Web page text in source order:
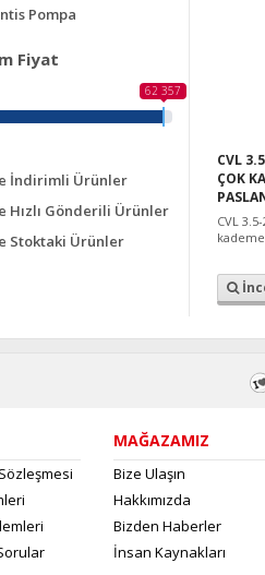
Pompa
Fiyat
62 357
İndirimli Ürünler
Hızlı Gönderili Ürünler
Stoktaki Ürünler
CVL
ÇOK
CVL
MAĞAZAMIZ
Bize Ulaşın
Hakkımızda
Bizden Haberler
İnsan Kaynakları